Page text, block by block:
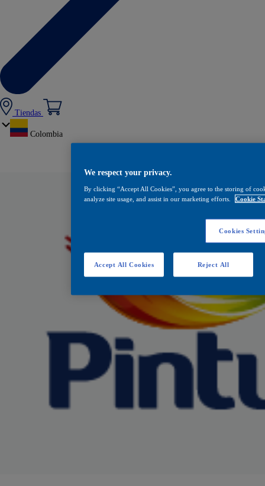
Tiendas
Colombia
We respect your privacy.
By clicking “Accept All Cookies”, you agree to the storing of
analyze site usage, and assist in our marketing efforts.
Cookie
Cookies
Reject All
Accept All Cookies